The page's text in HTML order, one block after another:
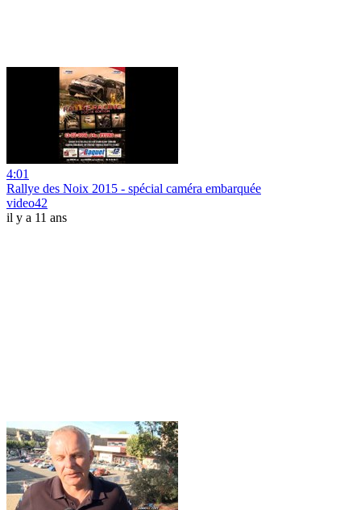
4:01
Rallye des Noix 2015 - spécial caméra embarquée
video42
il y a 11 ans